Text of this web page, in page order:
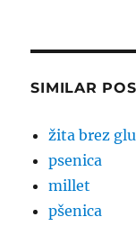
SIMILAR
žita brez
psenica
millet
pšenica